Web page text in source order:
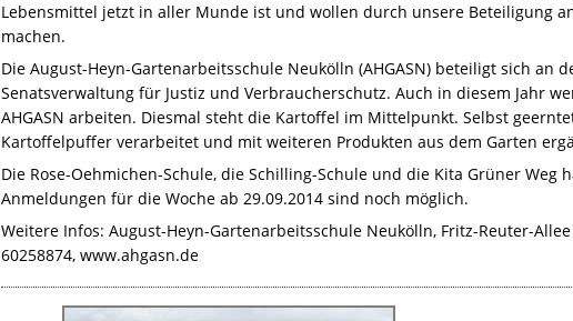
Lebensmittel jetzt in aller Munde ist und wollen durch unsere Beteiligung
machen.
Die August-Heyn-Gartenarbeitsschule Neukölln (AHGASN) beteiligt sich an
Senatsverwaltung für Justiz und Verbraucherschutz. Auch in diesem Jahr
AHGASN arbeiten. Diesmal steht die Kartoffel im Mittelpunkt. Selbst
Kartoffelpuffer verarbeitet und mit weiteren Produkten aus dem Garten
Die Rose-Oehmichen-Schule, die Schilling-Schule und die Kita Grüner Weg
Anmeldungen für die Woche ab 29.09.2014 sind noch möglich.
Weitere Infos: August-Heyn-Gartenarbeitsschule Neukölln, Fritz-Reuter-
60258874, www.ahgasn.de